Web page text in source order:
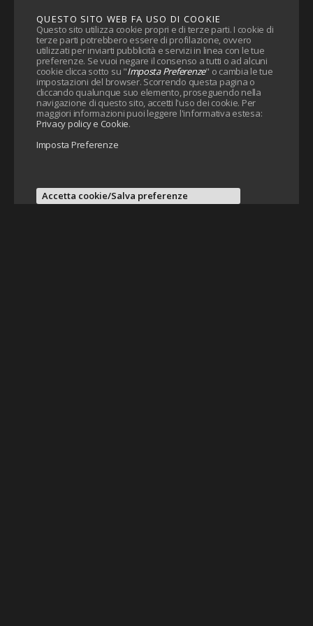
QUESTO SITO WEB FA USO DI COOKIE
Questo sito utilizza cookie propri e di terze parti. I cookie di
terze parti potrebbero essere di profilazione, ovvero
utilizzati per inviarti pubblicità e servizi in linea con le tue
preferenze. Se vuoi negare il consenso a tutti o ad alcuni
cookie clicca sotto su "Imposta Preferenze" o cambia le tue
impostazioni del browser. Scorrendo questa pagina o
cliccando qualunque suo elemento, proseguendo nella
navigazione di questo sito, accetti l'uso dei cookie. Per
maggiori informazioni puoi leggere l'informativa estesa:
Privacy policy e Cookie.
Imposta Preferenze
Accetta cookie/Salva preferenze